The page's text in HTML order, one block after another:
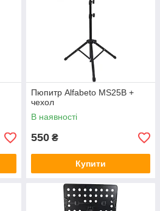
Пюпитр Alfabeto MS25B +
чехол
В наявності
550 ₴
Купити